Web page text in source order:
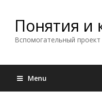
Понятия и
Вспомогательный
Menu